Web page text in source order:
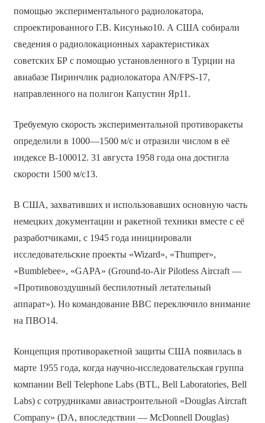
помощью экспериментального радиолокатора,
спроектированного Г.В. Кисунько10. А США собирали
сведения о радиолокационных характеристиках
советских БР с помощью установленного в Турции на
авиабазе Пиринчлик радиолокатора AN/FPS-17,
направленного на полигон Капустин Яр11.
Требуемую скорость экспериментальной противоракеты
определили в 1000—1500 м/с и отразили числом в её
индексе В-100012. 31 августа 1958 года она достигла
скорости 1500 м/с13.
В США, захвативших и использовавших основную часть
немецких документации и ракетной техники вместе с её
разработчиками, с 1945 года инициировали
исследовательские проекты «Wizard», «Thumper»,
«Bumblebee», «GAPA» (Ground-to-Air Pilotless Aircraft —
«Противовоздушный беспилотный летательный
аппарат»). Но командование ВВС переключило внимание
на ПВО14.
Концепция противоракетной защиты США появилась в
марте 1955 года, когда научно-исследовательская группа
компании Bell Telephone Labs (BTL, Bell Laboratories, Bell
Labs) с сотрудниками авиастроительной «Douglas Aircraft
Company» (DA, впоследствии — McDonnell Douglas)